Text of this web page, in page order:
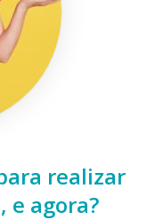
realizar
e agora?